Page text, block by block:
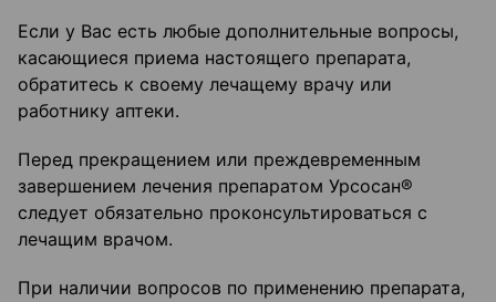
Если у Вас есть любые дополнительные вопросы,
касающиеся приема настоящего препарата,
обратитесь к своему лечащему врачу или
работнику аптеки.
Перед прекращением или преждевременным
завершением лечения препаратом Урсосан®
следует обязательно проконсультироваться с
лечащим врачом.
При наличии вопросов по применению препарата,